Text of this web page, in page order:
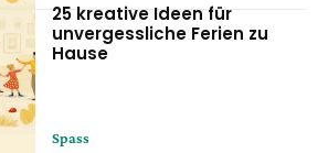
25 kreative Ideen für
unvergessliche Ferien zu
Hause
Spass